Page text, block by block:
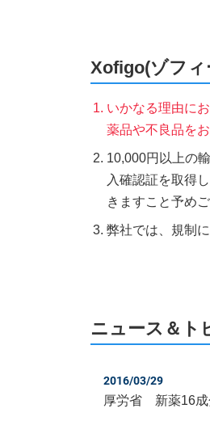
Xofigo(ゾフ
いかなる理由に
薬品や不良品を
10,000円以上の
入確認証を取得
きますこと予め
弊社では、規制
ニュース＆ト
2016/03/29
厚労省 新薬16